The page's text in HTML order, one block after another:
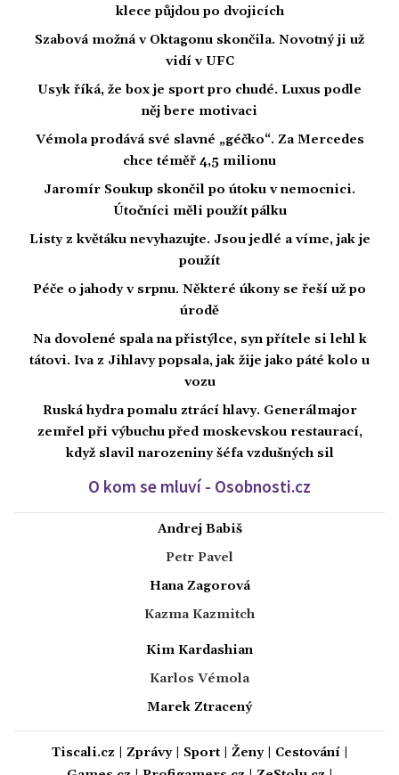
klece půjdou po dvojicích
Szabová možná v Oktagonu skončila. Novotný ji už
vidí v UFC
Usyk říká, že box je sport pro chudé. Luxus podle
něj bere motivaci
Vémola prodává své slavné „géčko“. Za Mercedes
chce téměř 4,5 milionu
Jaromír Soukup skončil po útoku v nemocnici.
Útočníci měli použít pálku
Listy z květáku nevyhazujte. Jsou jedlé a víme, jak je
použít
Péče o jahody v srpnu. Některé úkony se řeší už po
úrodě
Na dovolené spala na přistýlce, syn přítele si lehl k
tátovi. Iva z Jihlavy popsala, jak žije jako páté kolo u
vozu
Ruská hydra pomalu ztrácí hlavy. Generálmajor
zemřel při výbuchu před moskevskou restaurací,
když slavil narozeniny šéfa vzdušných sil
O kom se mluví - Osobnosti.cz
Andrej Babiš
Petr Pavel
Hana Zagorová
Kazma Kazmitch
Kim Kardashian
Karlos Vémola
Marek Ztracený
Tiscali.cz Zprávy| Sport| Ženy| Cestování|